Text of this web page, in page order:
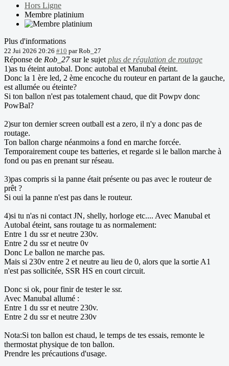
Hors Ligne
Membre platinium
Plus d'informations
22 Jui 2026 20:26 #10 parRob_27
Réponse de Rob_27sur le sujet plus de régulation de routage
1)as tu éteint autobal. Donc autobal et Manubal éteint.
Donc la 1 ère led, 2 ème encoche du routeur en partant de la gauche,
est allumée ou éteinte?
Si ton ballon n'est pas totalement chaud, que dit Powpv donc
PowBal?
2)sur ton dernier screen outball est a zero, il n'y a donc pas de
routage.
Ton ballon charge néanmoins a fond en marche forcée.
Temporairement coupe tes batteries, et regarde si le ballon marche à
fond ou pas en prenant sur réseau.
3)pas compris si la panne était présente ou pas avec le routeur de
prêt ?
Si oui la panne n'est pas dans le routeur.
4)si tu n'as ni contact JN, shelly, horloge etc.... Avec Manubal et
Autobal éteint, sans routage tu as normalement:
Entre 1 du ssr et neutre 230v.
Entre 2 du ssr et neutre 0v
Donc Le ballon ne marche pas.
Mais si 230v entre 2 et neutre au lieu de 0, alors que la sortie A1
n'est pas sollicitée, SSR HS en court circuit.
Donc si ok, pour finir de tester le ssr.
Avec Manubal allumé :
Entre 1 du ssr et neutre 230v.
Entre 2 du ssr et neutre 230v
Nota:Si ton ballon est chaud, le temps de tes essais, remonte le
thermostat physique de ton ballon.
Prendre les précautions d'usage.